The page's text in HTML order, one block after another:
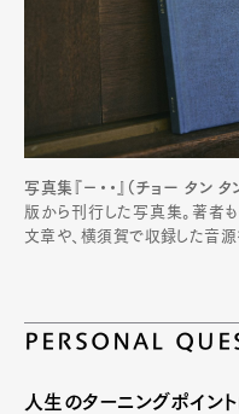
写真集『−・・』（チョー タン タ
版から刊行した写真集。著者
文章や、横須賀で収録した音源
PERSONAL
人生のターニングポイント